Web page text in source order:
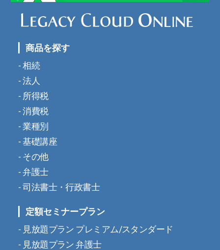
商品を探す
相続
法人
所得税
消費税
業種別
基礎講座
その他
弁護士
司法書士・行政書士
定額セミナープラン
見放題プラン プレミアム/スタンダード
見放題プラン 弁護士